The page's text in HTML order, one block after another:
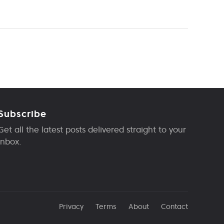
all the latest posts delivered straight to your
Privacy Terms About Contact